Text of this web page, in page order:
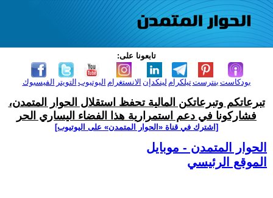
تابعونا على:
الفيسبوك التويتر اليوتيوب الانستغرام لينكدإن تيلكرامبنترست بودكاست
تبرعاتكم وتبرعاتكن المالية تحفظ استقلال الحوار المتمدن،
فشاركونا في دعم استمرارية هذا الفضاء اليساري الحر
[اشترك في قناة ‫«الحوار المتمدن» على اليوتيوب]
الحوار المتمدن - موبايل
الموقع الرئيسي